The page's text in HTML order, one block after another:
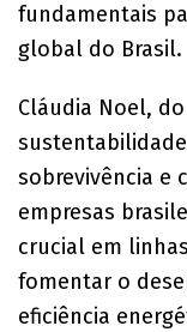
fundamentais
global do Brasil.
Cláudia Noel,
sobrevivência e
empresas
crucial em
fomentar o
eficiência